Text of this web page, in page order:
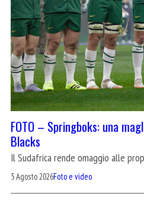
FOTO – Springboks: una
Blacks
Il Sudafrica rende omaggio alle
5 Agosto 2026Foto e video